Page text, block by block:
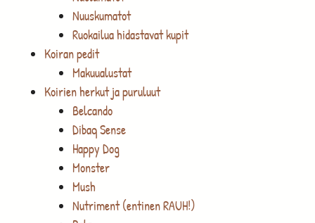
Nuuskumatot
Ruokailua hidastavat kupit
Koiran pedit
Makuualustat
Koirien herkut ja puruluut
Belcando
Dibaq Sense
Happy Dog
Monster
Mush
Nutriment (entinen RAUH!)